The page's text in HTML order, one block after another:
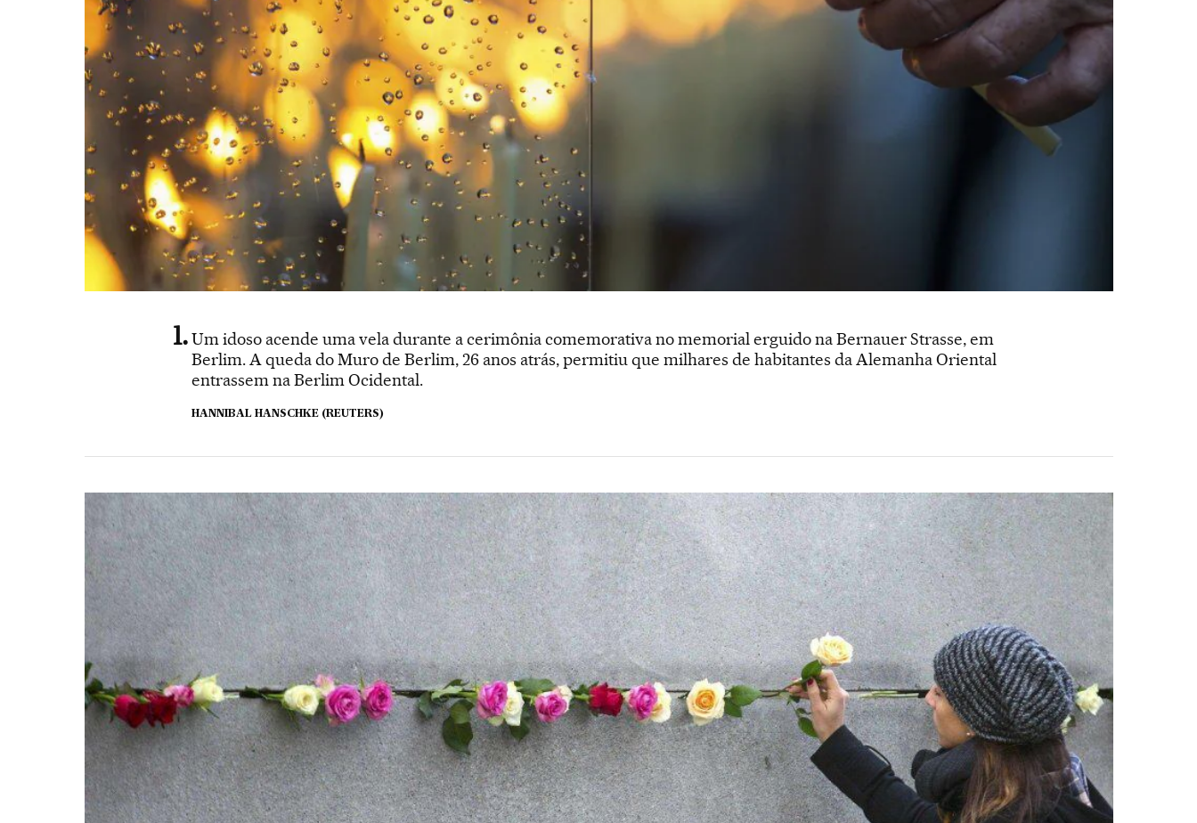
Um idoso acende uma vela durante a cerimônia comemorativa no memorial erguido na Bernauer Strasse, em
Berlim. A queda do Muro de Berlim, 26 anos atrás, permitiu que milhares de habitantes da Alemanha Oriental
entrassem na Berlim Ocidental.
HANNIBAL HANSCHKE (REUTERS)